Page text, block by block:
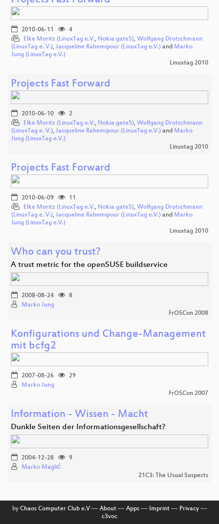
2010-06-11
4
Elke Moritz (LinuxTag e.V., Nokia gate5), Wolfgang Drotschmann
(LinuxTag e. V.), Jacqueline Rahemipour (LinuxTag e.V.) and Marko
Jung (LinuxTag e.V.)
Linuxtag 2010
Projects Fast Forward
2010-06-10
2
Elke Moritz (LinuxTag e.V., Nokia gate5), Wolfgang Drotschmann
(LinuxTag e. V.), Jacqueline Rahemipour (LinuxTag e.V.) and Marko
Jung (LinuxTag e.V.)
Linuxtag 2010
Projects Fast Forward
2010-06-09
11
Elke Moritz (LinuxTag e.V., Nokia gate5), Wolfgang Drotschmann
(LinuxTag e. V.), Jacqueline Rahemipour (LinuxTag e.V.) and Marko
Jung (LinuxTag e.V.)
Linuxtag 2010
Who can you trust?
A trust metric for the openSUSE buildservice
2008-08-24
8
Marko Jung
FrOSCon 2008
Konfigurations und Change-Management
mit bcfg2
2007-08-26
29
Marko Jung
FrOSCon 2007
Information - Wissen - Macht
Dunkle Seiten der Informationsgesellschaft?
2004-12-28
9
Marko Maglić
21C3: The Usual Suspects
by Chaos Computer Club e.V–– About–– Apps–– Imprint–– Privacy––
c3voc